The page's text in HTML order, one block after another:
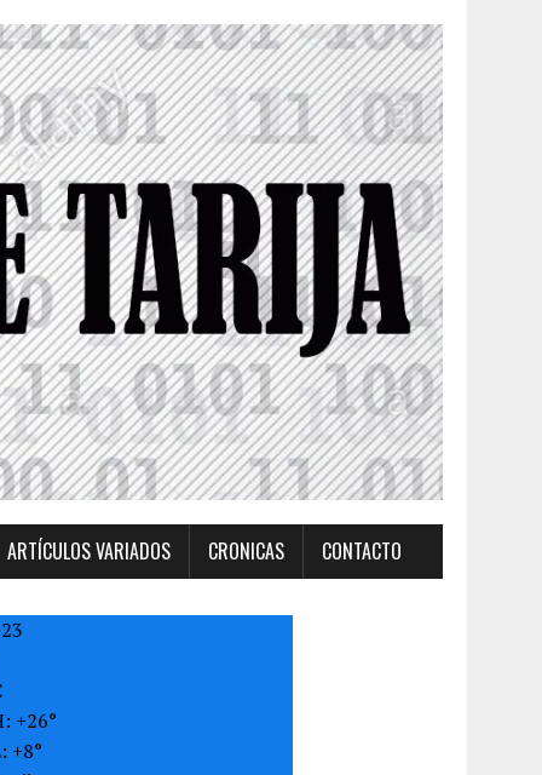
ARTÍCULOS VARIADOS CRONICAS CONTACTO
23
+26°
+8°